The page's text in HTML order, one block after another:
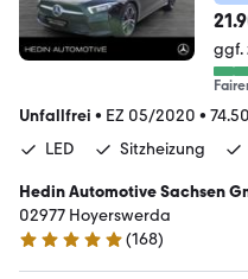
ggf.
Unfallfrei • EZ 05/2020 •
LED
Sitzheizung
Hedin Automotive Sachsen
02977 Hoyerswerda
4.8 Sterne
(168)